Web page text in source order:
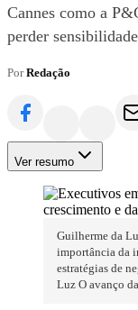
Cannes como a
perder
PorRedação
Ver resumo
Guilherme da
importância da
estratégias de
Luz O avanço